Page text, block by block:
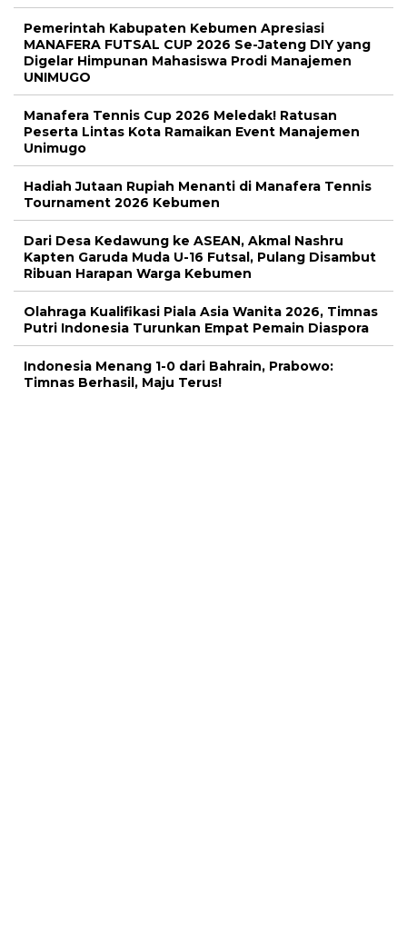
Pemerintah Kabupaten Kebumen Apresiasi
MANAFERA FUTSAL CUP 2026 Se-Jateng DIY yang
Digelar Himpunan Mahasiswa Prodi Manajemen
UNIMUGO
Manafera Tennis Cup 2026 Meledak! Ratusan
Peserta Lintas Kota Ramaikan Event Manajemen
Unimugo
Hadiah Jutaan Rupiah Menanti di Manafera Tennis
Tournament 2026 Kebumen
Dari Desa Kedawung ke ASEAN, Akmal Nashru
Kapten Garuda Muda U-16 Futsal, Pulang Disambut
Ribuan Harapan Warga Kebumen
Olahraga Kualifikasi Piala Asia Wanita 2026, Timnas
Putri Indonesia Turunkan Empat Pemain Diaspora
Indonesia Menang 1-0 dari Bahrain, Prabowo:
Timnas Berhasil, Maju Terus!